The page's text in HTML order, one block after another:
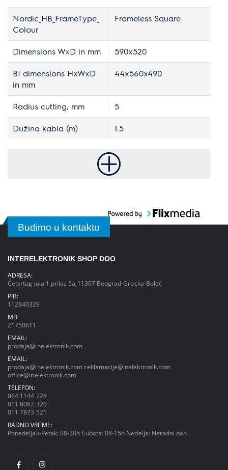
Nordic_HB_FrameType_
Colour
Frameless Square
Dimensions WxD in mm 590x520
BI dimensions HxWxD
in mm
44x560x490
Radius cutting, mm 5
Dužina kabla (m) 1.5
Budimo u kontaktu
INTERELEKTRONIK SHOP DOO
ADRESA:
Četvrtog jula 1 prilaz 5a,11307 Beograd-Grocka-Boleč
PIB:
112840329
MB:
21750611
EMAIL:
prodaja@inelektronik.com
EMAIL:
prodaja@inelektronik.com reklamacije@inelektronik.com
office@inelektronik.com
TELEFON:
064 1144 728
011 8062 320
011 7873 521
RADNO VREME:
Ponedeljak-Petak: 08-20h Subota: 08-15h Nedelja: Neradni dan